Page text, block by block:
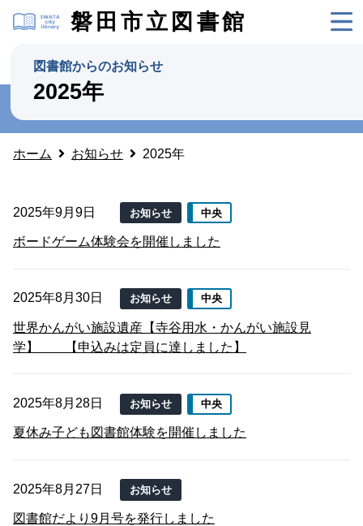
磐田市立図書館
図書館からのお知らせ
2025年
ホーム お知らせ 2025年
2025年9月9日 お知らせ 中央
ボードゲーム体験会を開催しました
2025年8月30日 お知らせ 中央
世界かんがい施設遺産【寺谷用水・かんがい施設見
学】 【申込みは定員に達しました】
2025年8月28日 お知らせ 中央
夏休み子ども図書館体験を開催しました
2025年8月27日 お知らせ
図書館だより9月号を発行しました